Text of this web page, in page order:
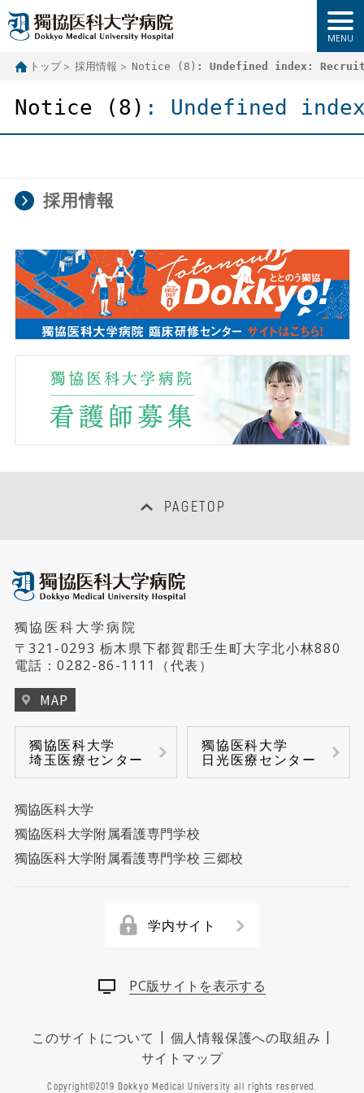
トップ 採用情報 Notice (8) : Undefined index:
Notice (8) : Undefined
採用情報
PAGETOP
獨協医科大学病院
〒321-0293 栃木県下都賀郡壬生町大字北小林880
電話：0282-86-1111 （代表）
MAP
獨協医科大学
埼玉医療センター
獨協医科大学
日光医療センター
獨協医科大学
獨協医科大学附属看護専門学校
獨協医科大学附属看護専門学校 三郷校
学内サイト
PC版サイトを表示する
このサイトについて | 個人情報保護への取組み |
サイトマップ
Copyright©2019 Dokkyo Medical University all rights reserved.